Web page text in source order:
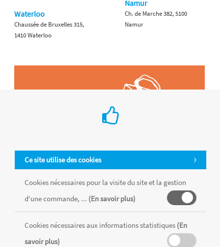
Ce site utilise des cookies
Cookies nécessaires pour la visite du site et la gestion
d'une commande, ... (En savoir plus)
Cookies nécessaires aux informations statistiques (En
savoir plus)
Waterloo
Chaussée de Bruxelles 315,
1410 Waterloo
Namur
Ch. de Marche 382, 5100
Namur
Tous les produits sont vendus dans la limite des stocks disponibles de
chaque magasin, toutes taxes comprises.